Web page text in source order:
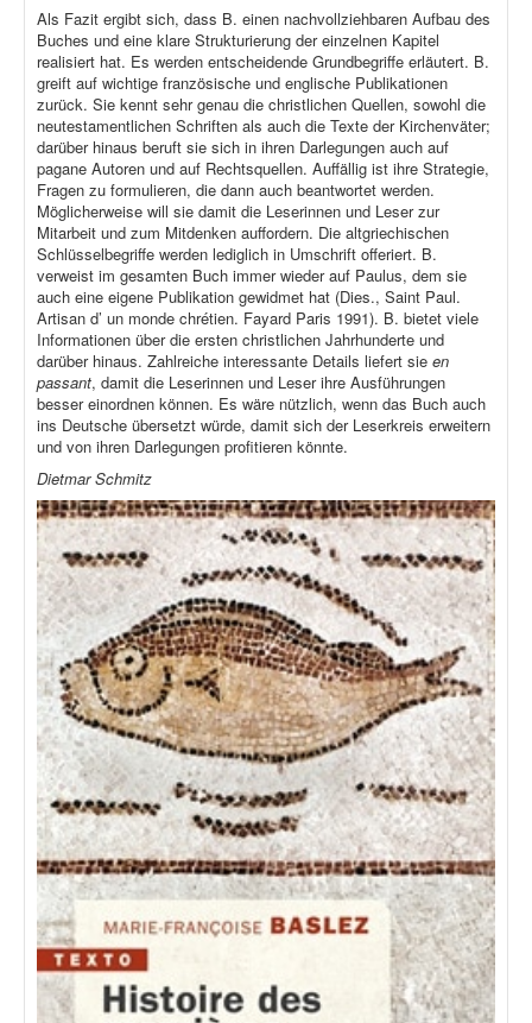
Als Fazit ergibt sich, dass B. einen nachvollziehbaren Aufbau des
Buches und eine klare Strukturierung der einzelnen Kapitel
realisiert hat. Es werden entscheidende Grundbegriffe erläutert. B.
greift auf wichtige französische und englische Publikationen
zurück. Sie kennt sehr genau die christlichen Quellen, sowohl die
neutestamentlichen Schriften als auch die Texte der Kirchenväter;
darüber hinaus beruft sie sich in ihren Darlegungen auch auf
pagane Autoren und auf Rechtsquellen. Auffällig ist ihre Strategie,
Fragen zu formulieren, die dann auch beantwortet werden.
Möglicherweise will sie damit die Leserinnen und Leser zur
Mitarbeit und zum Mitdenken auffordern. Die altgriechischen
Schlüsselbegriffe werden lediglich in Umschrift offeriert. B.
verweist im gesamten Buch immer wieder auf Paulus, dem sie
auch eine eigene Publikation gewidmet hat (Dies., Saint Paul.
Artisan d’ un monde chrétien. Fayard Paris 1991). B. bietet viele
Informationen über die ersten christlichen Jahrhunderte und
darüber hinaus. Zahlreiche interessante Details liefert sie en
passant, damit die Leserinnen und Leser ihre Ausführungen
besser einordnen können. Es wäre nützlich, wenn das Buch auch
ins Deutsche übersetzt würde, damit sich der Leserkreis erweitern
und von ihren Darlegungen profitieren könnte.
Dietmar Schmitz